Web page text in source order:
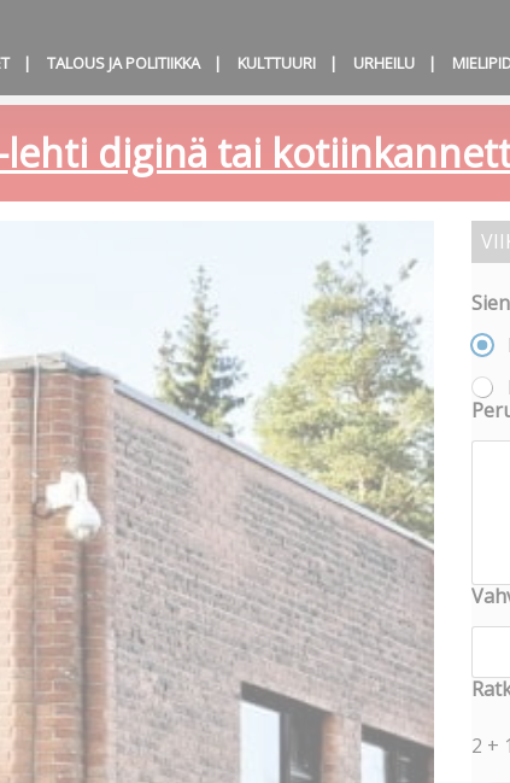
TALOUS JA POLITIIKKA KULTTUURI URHEILU
lehti diginä tai
2 +